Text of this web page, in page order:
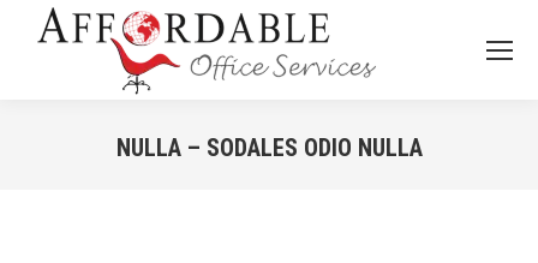
NULLA – SODALES ODIO NULLA